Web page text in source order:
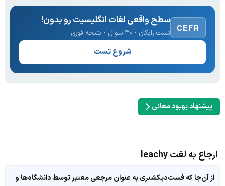
CEFR
سطح واقعی لغات انگلیسیت رو بدون!
تست رایگان · ۳۰ سوال · نتیجه فوری
شروع تست
پیشنهاد بهبود معانی
ارجاع به لغت leachy
از آن‌جا که فست‌دیکشنری به عنوان مرجعی معتبر توسط دانشگاه‌ها و